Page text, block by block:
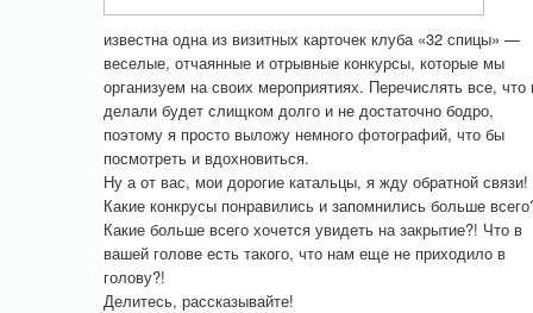
известна одна из визитных карточек клуба «32 спицы» —
веселые, отчаянные и отрывные конкурсы, которые мы
организуем на своих мероприятиях. Перечислять все,
делали будет слищком долго и не достаточно бодро,
поэтому я просто выложу немного фотографий, что бы
посмотреть и вдохновиться.
Ну а от вас, мои дорогие катальцы, я жду обратной связи!
Какие конкрусы понравились и запомнились больше
Какие больше всего хочется увидеть на закрытие?! Что в
вашей голове есть такого, что нам еще не приходило в
голову?!
Делитесь, рассказывайте!